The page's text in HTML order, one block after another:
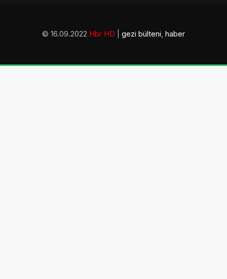
© 16.09.2022 Hbr HD gezi bülteni, haber